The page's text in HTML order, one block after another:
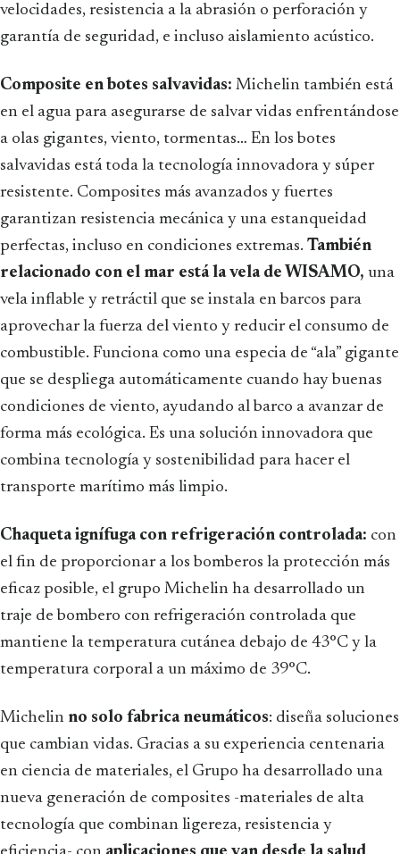
velocidades, resistencia a la abrasión o perforación y
garantía de seguridad, e incluso aislamiento acústico.
Composite en botes salvavidas: Michelin también está
en el agua para asegurarse de salvar vidas enfrentándose
a olas gigantes, viento, tormentas… En los botes
salvavidas está toda la tecnología innovadora y súper
resistente. Composites más avanzados y fuertes
garantizan resistencia mecánica y una estanqueidad
perfectas, incluso en condiciones extremas. También
relacionado con el mar está la vela de WISAMO, una
vela inflable y retráctil que se instala en barcos para
aprovechar la fuerza del viento y reducir el consumo de
combustible. Funciona como una especia de “ala” gigante
que se despliega automáticamente cuando hay buenas
condiciones de viento, ayudando al barco a avanzar de
forma más ecológica. Es una solución innovadora que
combina tecnología y sostenibilidad para hacer el
transporte marítimo más limpio.
Chaqueta ignífuga con refrigeración controlada: con
el fin de proporcionar a los bomberos la protección más
eficaz posible, el grupo Michelin ha desarrollado un
traje de bombero con refrigeración controlada que
mantiene la temperatura cutánea debajo de 43°C y la
temperatura corporal a un máximo de 39°C.
Michelin no solo fabrica neumáticos: diseña soluciones
que cambian vidas. Gracias a su experiencia centenaria
en ciencia de materiales, el Grupo ha desarrollado una
nueva generación de composites -materiales de alta
tecnología que combinan ligereza, resistencia y